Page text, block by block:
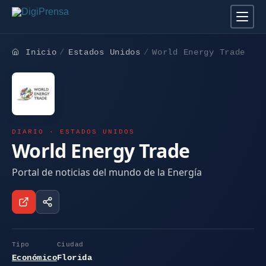
Inicio Estados Unidos World Energy Trade
DIARIO · ESTADOS UNIDOS
World Energy Trade
Portal de noticias del mundo de la Energía
Tipo
Económico
Ciudad
Florida